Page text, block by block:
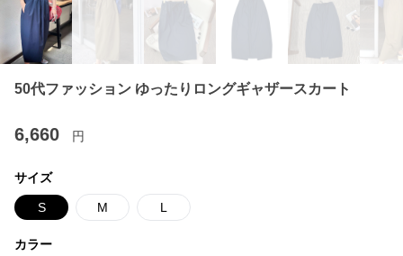
50代ファッション ゆったりロングギャザースカート
6,660 円
サイズ
S M L
カラー